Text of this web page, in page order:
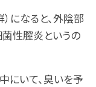
になると、外陰部
菌性膣炎というの
にいて、臭いを予